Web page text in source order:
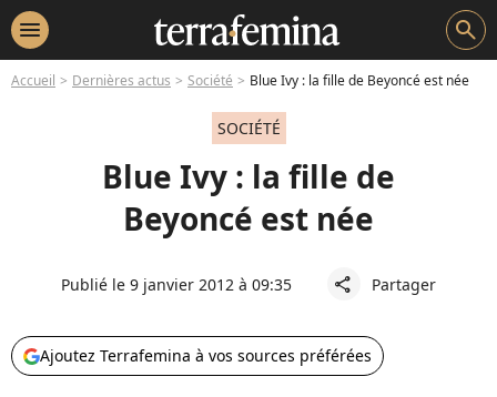
menu search
Accueil Dernières actus Société Blue Ivy : la fille de Beyoncé est née
SOCIÉTÉ
Blue Ivy : la fille de
Beyoncé est née
Publié le 9 janvier 2012 à 09:35 share Partager
Ajoutez Terrafemina à vos sources préférées